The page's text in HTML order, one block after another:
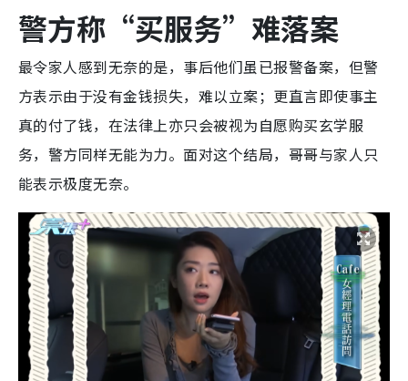
警方称“买服务”难落案
最令家人感到无奈的是，事后他们虽已报警备案，但警
方表示由于没有金钱损失，难以立案；更直言即使事主
真的付了钱，在法律上亦只会被视为自愿购买玄学服
务，警方同样无能为力。面对这个结局，哥哥与家人只
能表示极度无奈。